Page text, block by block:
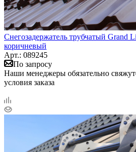
Снегозадержатель трубчатый Grand
коричневый
Арт.: 089245
По запросу
Наши менеджеры обязательно
условия заказа